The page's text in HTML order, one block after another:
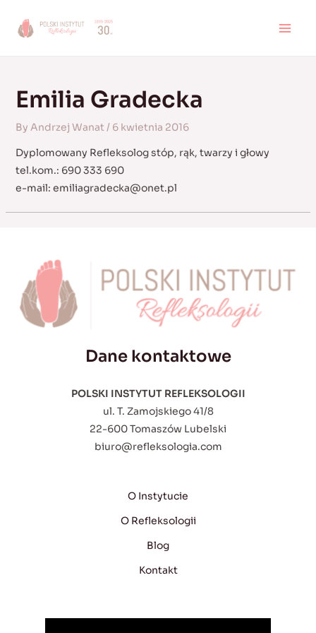
Emilia Gradecka
By Andrzej Wanat/ 6 kwietnia 2016
Dyplomowany Refleksolog stóp, rąk, twarzy i głowy
tel.kom.: 690 333 690
e-mail: emiliagradecka@onet.pl
Dane kontaktowe
POLSKI INSTYTUT REFLEKSOLOGII
ul. T. Zamojskiego 41/8
22-600 Tomaszów Lubelski
biuro@refleksologia.com
O Instytucie
O Refleksologii
Blog
Kontakt